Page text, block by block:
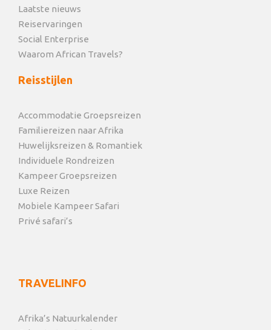
Laatste nieuws
Reiservaringen
Social Enterprise
Waarom African Travels?
Reisstijlen
Accommodatie Groepsreizen
Familiereizen naar Afrika
Huwelijksreizen & Romantiek
Individuele Rondreizen
Kampeer Groepsreizen
Luxe Reizen
Mobiele Kampeer Safari
Privé safari’s
TRAVELINFO
Afrika’s Natuurkalender